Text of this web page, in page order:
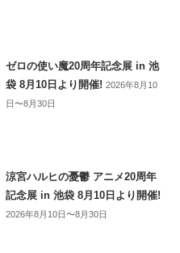
ゼロの使い魔20周年記念展 in 池
袋 8月10日より開催!2026年8月10
日〜8月30日
涼宮ハルヒの憂鬱 アニメ20周年
記念展 in 池袋 8月10日より開催!
2026年8月10日〜8月30日